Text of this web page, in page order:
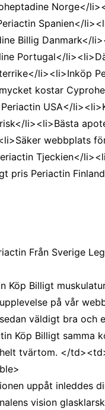
Norge</
Spanien</
Billig Danmark</
Portugal</
li><li>Inköp
kostar
USA</
li><li>Bästa
webbplats
Tjeckien</
pris Periactin
Från Sverige
Billigt
på vår
väldigt bra och
Köp Billigt samma
tvärtom. </
uppåt inleddes
vision